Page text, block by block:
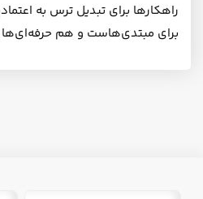
راهکارها برای تبدیل ترس به
برای مبتدی‌هاست و هم حرفه‌ای‌ها